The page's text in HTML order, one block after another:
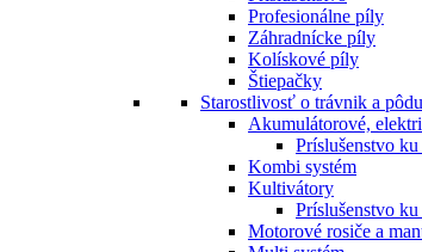
Profesionálne píly
Záhradnícke píly
Kolískové píly
Štiepačky
Starostlivosť o trávnik a pôdu
Akumulátorové,
Príslušenstvo
Kombi systém
Kultivátory
Príslušenstvo
Motorové rosiče a